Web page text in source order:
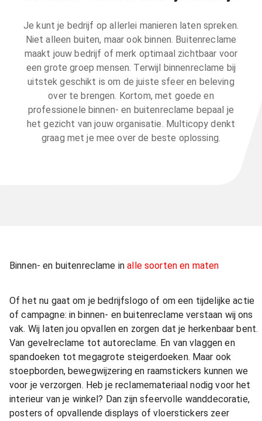
Je kunt je bedrijf op allerlei manieren laten spreken.
Niet alleen buiten, maar ook binnen. Buitenreclame
maakt jouw bedrijf of merk optimaal zichtbaar voor
een grote groep mensen. Terwijl binnenreclame bij
uitstek geschikt is om de juiste sfeer en beleving
over te brengen. Kortom, met goede en
professionele binnen- en buitenreclame bepaal je
het gezicht van jouw organisatie. Multicopy denkt
graag met je mee over de beste oplossing.
Binnen- en buitenreclame inalle soorten en maten
Of het nu gaat om je bedrijfslogo of om een tijdelijke actie
of campagne: in binnen- en buitenreclame verstaan wij ons
vak. Wij laten jou opvallen en zorgen dat je herkenbaar bent.
Van gevelreclame tot autoreclame. En van vlaggen en
spandoeken tot megagrote steigerdoeken. Maar ook
stoepborden, bewegwijzering en raamstickers kunnen we
voor je verzorgen. Heb je reclamemateriaal nodig voor het
interieur van je winkel? Dan zijn sfeervolle wanddecoratie,
posters of opvallende displays of vloerstickers zeer